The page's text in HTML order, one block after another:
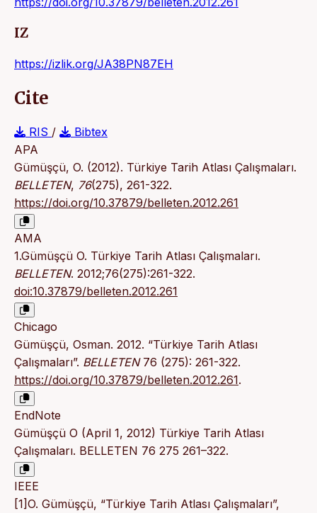
IZ
https://izlik.org/JA38PN87EH
Cite
RIS /
Bibtex
APA
Gümüşçü, O. (2012). Türkiye Tarih Atlası Çalışmaları.
BELLETEN, 76(275), 261-322.
https://doi.org/10.37879/belleten.2012.261
AMA
1.Gümüşçü O. Türkiye Tarih Atlası Çalışmaları.
BELLETEN. 2012;76(275):261-322.
doi:10.37879/belleten.2012.261
Chicago
Gümüşçü, Osman. 2012. “Türkiye Tarih Atlası
Çalışmaları”. BELLETEN76 (275): 261-322.
https://doi.org/10.37879/belleten.2012.261.
EndNote
Gümüşçü O (April 1, 2012) Türkiye Tarih Atlası
Çalışmaları. BELLETEN 76 275 261–322.
IEEE
[1]O. Gümüşçü, “Türkiye Tarih Atlası Çalışmaları”,